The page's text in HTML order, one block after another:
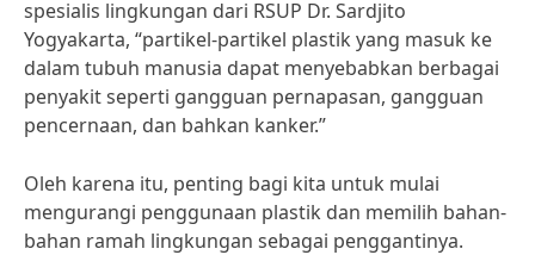
spesialis lingkungan dari RSUP Dr. Sardjito
Yogyakarta, “partikel-partikel plastik yang masuk ke
dalam tubuh manusia dapat menyebabkan berbagai
penyakit seperti gangguan pernapasan, gangguan
pencernaan, dan bahkan kanker.”
Oleh karena itu, penting bagi kita untuk mulai
mengurangi penggunaan plastik dan memilih bahan-
bahan ramah lingkungan sebagai penggantinya.